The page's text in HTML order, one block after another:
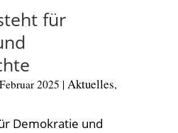
für
2025 | Aktuelles,
Demokratie und